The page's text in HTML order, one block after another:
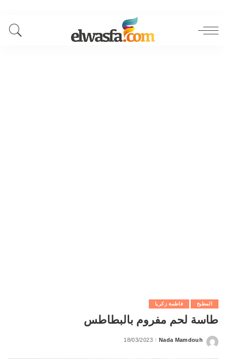
المطبخ فاطمة زكريا
طاسة لحم مفروم بالبطاطس
Posted
Nada Mamdouh
18/03/2023